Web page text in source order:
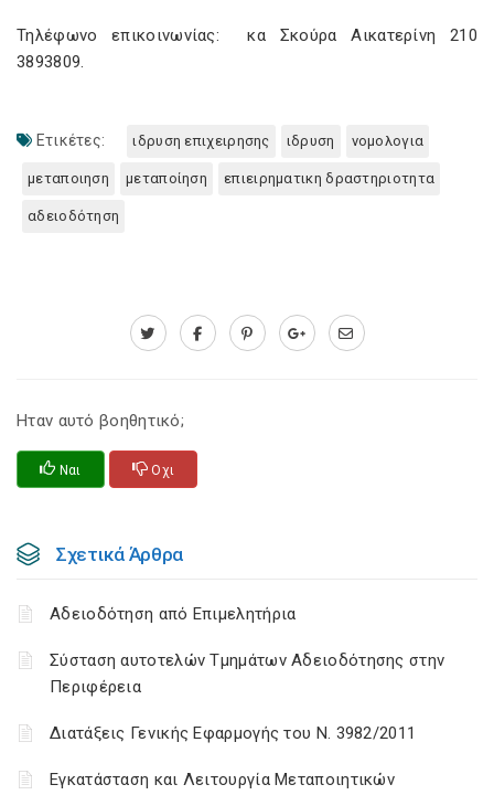
Τηλέφωνο επικοινωνίας: κα Σκούρα Αικατερίνη 210
3893809.
Ετικέτες: ιδρυση επιχειρησης ιδρυση νομολογια
μεταποιηση μεταποίηση επιειρηματικη δραστηριοτητα
αδειοδότηση
Ηταν αυτό βοηθητικό;
Ναι Οχι
Σχετικά Άρθρα
Αδειοδότηση από Επιμελητήρια
Σύσταση αυτοτελών Τμημάτων Αδειοδότησης στην
Περιφέρεια
Διατάξεις Γενικής Εφαρμογής του N. 3982/2011
Εγκατάσταση και Λειτουργία Μεταποιητικών